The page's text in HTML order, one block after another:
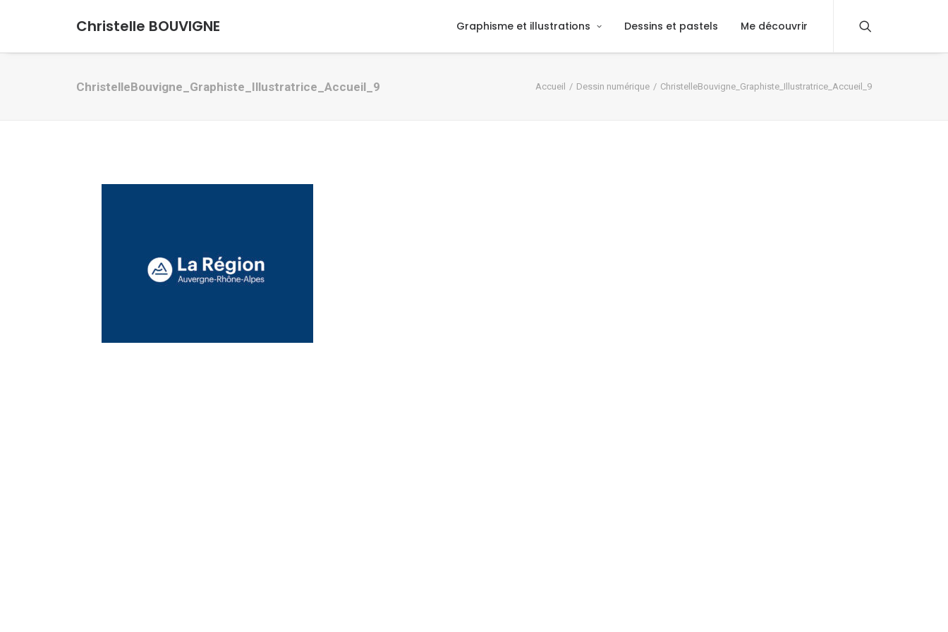
Christelle BOUVIGNE Graphisme et illustrations Dessins et pastels Me découvrir
ChristelleBouvigne_Graphiste_Illustratrice_Accueil_9 Accueil Dessin numérique ChristelleBouvigne_Graphiste_Illustratrice_Accueil_9